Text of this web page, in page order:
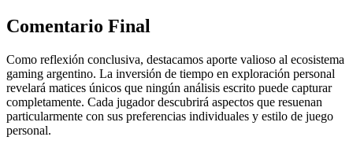
Comentario Final
Como reflexión conclusiva, destacamos aporte valioso al ecosistema
gaming argentino. La inversión de tiempo en exploración personal
revelará matices únicos que ningún análisis escrito puede capturar
completamente. Cada jugador descubrirá aspectos que resuenan
particularmente con sus preferencias individuales y estilo de juego
personal.